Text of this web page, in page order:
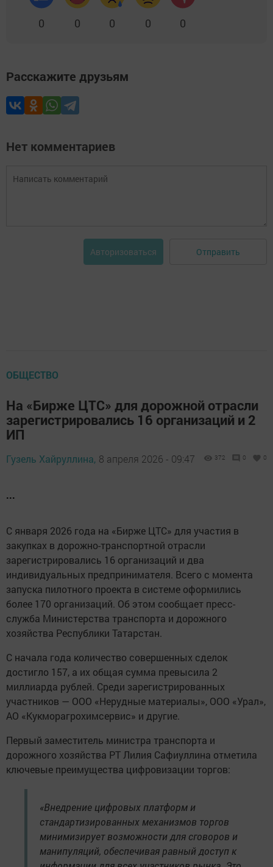
0 0 0 0 0
Расскажите друзьям
Нет комментариев
Авторизоваться Отправить
ОБЩЕСТВО
На «Бирже ЦТС» для дорожной отрасли
зарегистрировались 16 организаций и 2
ИП
Гузель Хайруллина, 8 апреля 2026 - 09:47 372 0 0
...
С января 2026 года на «Бирже ЦТС» для участия в
закупках в дорожно-транспортной отрасли
зарегистрировались 16 организаций и два
индивидуальных предпринимателя. Всего с момента
запуска пилотного проекта в системе оформились
более 170 организаций. Об этом сообщает пресс-
служба Министерства транспорта и дорожного
хозяйства Республики Татарстан.
С начала года количество совершенных сделок
достигло 157, а их общая сумма превысила 2
миллиарда рублей. Среди зарегистрированных
участников — ООО «Нерудные материалы», ООО «Урал»,
АО «Кукморагрохимсервис» и другие.
Первый заместитель министра транспорта и
дорожного хозяйства РТ Лилия Сафиуллина отметила
ключевые преимущества цифровизации торгов:
«Внедрение цифровых платформ и
стандартизированных механизмов торгов
минимизирует возможности для сговоров и
манипуляций, обеспечивая равный доступ к